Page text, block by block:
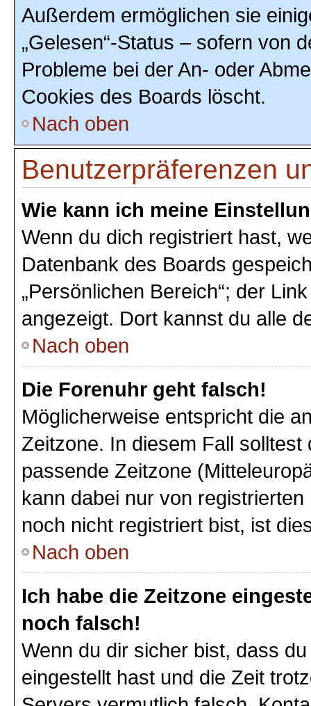
Außerdem ermöglichen sie
„Gelesen“-Status – sofern von
Probleme bei der An- oder
Cookies des Boards löscht.
Nach oben
Benutzerpräferenzen
Wie kann ich meine
Wenn du dich registriert hast,
Datenbank des Boards
„Persönlichen Bereich“; der
angezeigt. Dort kannst du alle
Nach oben
Die Forenuhr geht falsch!
Möglicherweise entspricht die
Zeitzone. In diesem Fall solltest
passende Zeitzone
kann dabei nur von
noch nicht registriert bist, ist
Nach oben
Ich habe die Zeitzone
noch falsch!
Wenn du dir sicher bist, dass
eingestellt hast und die Zeit